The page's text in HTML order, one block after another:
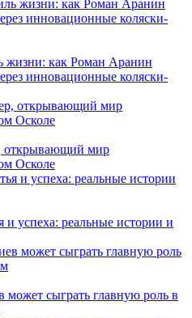
жизни: как Роман Аранин
инновационные коляски-
открывающий мир
Осколе
и успеха: реальные истории и
сыграть главную роль в